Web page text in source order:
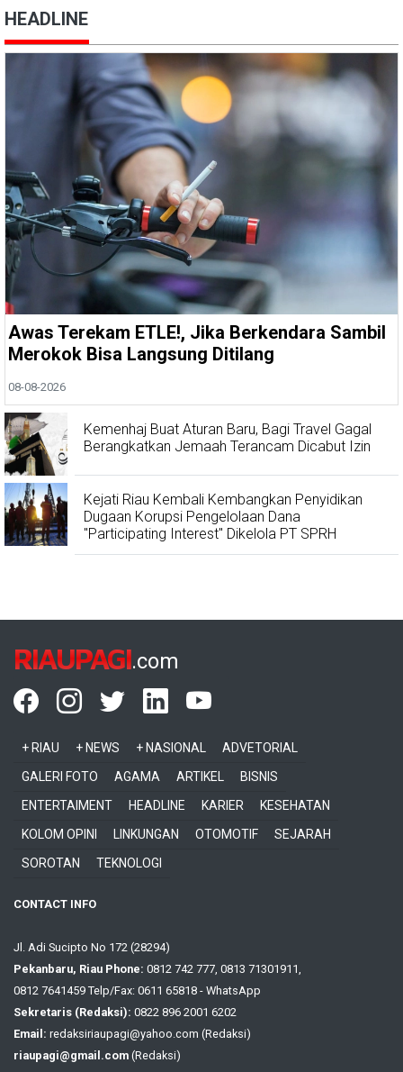
HEADLINE
Awas Terekam ETLE!, Jika Berkendara Sambil
Merokok Bisa Langsung Ditilang
08-08-2026
Kemenhaj Buat Aturan Baru, Bagi Travel Gagal
Berangkatkan Jemaah Terancam Dicabut Izin
Kejati Riau Kembali Kembangkan Penyidikan
Dugaan Korupsi Pengelolaan Dana
"Participating Interest" Dikelola PT SPRH
RIAUPAGI.com
+ RIAU + NEWS + NASIONAL
ADVETORIAL
GALERI FOTO
AGAMA ARTIKEL
BISNIS
ENTERTAIMENT
HEADLINE KARIER
KESEHATAN
KOLOM OPINI
LINKUNGAN OTOMOTIF
SEJARAH
SOROTAN
TEKNOLOGI
CONTACT INFO
Jl. Adi Sucipto No 172 (28294)
Pekanbaru, Riau Phone: 0812 742 777, 0813 71301911,
0812 7641459 Telp/Fax: 0611 65818 - WhatsApp
Sekretaris (Redaksi): 0822 896 2001 6202
Email: redaksiriaupagi@yahoo.com (Redaksi)
riaupagi@gmail.com (Redaksi)